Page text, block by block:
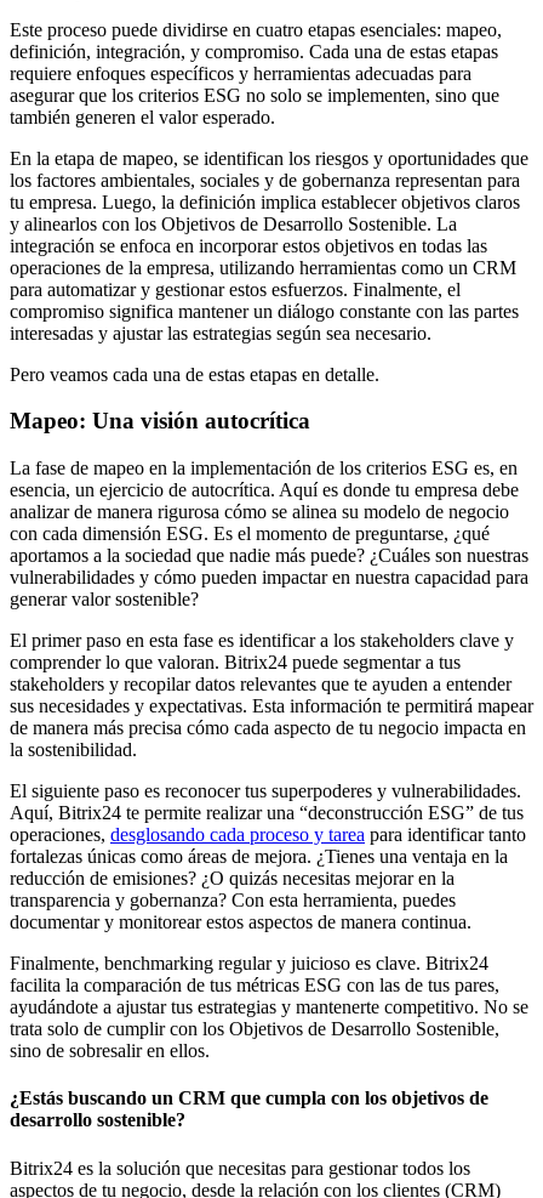
Este proceso puede dividirse en cuatro etapas esenciales: mapeo,
definición, integración, y compromiso. Cada una de estas etapas
requiere enfoques específicos y herramientas adecuadas para
asegurar que los criterios ESG no solo se implementen, sino que
también generen el valor esperado.
En la etapa de mapeo, se identifican los riesgos y oportunidades que
los factores ambientales, sociales y de gobernanza representan para
tu empresa. Luego, la definición implica establecer objetivos claros
y alinearlos con los Objetivos de Desarrollo Sostenible. La
integración se enfoca en incorporar estos objetivos en todas las
operaciones de la empresa, utilizando herramientas como un CRM
para automatizar y gestionar estos esfuerzos. Finalmente, el
compromiso significa mantener un diálogo constante con las partes
interesadas y ajustar las estrategias según sea necesario.
Pero veamos cada una de estas etapas en detalle.
Mapeo: Una visión autocrítica
La fase de mapeo en la implementación de los criterios ESG es, en
esencia, un ejercicio de autocrítica. Aquí es donde tu empresa debe
analizar de manera rigurosa cómo se alinea su modelo de negocio
con cada dimensión ESG. Es el momento de preguntarse, ¿qué
aportamos a la sociedad que nadie más puede? ¿Cuáles son nuestras
vulnerabilidades y cómo pueden impactar en nuestra capacidad para
generar valor sostenible?
El primer paso en esta fase es identificar a los stakeholders clave y
comprender lo que valoran. Bitrix24 puede segmentar a tus
stakeholders y recopilar datos relevantes que te ayuden a entender
sus necesidades y expectativas. Esta información te permitirá mapear
de manera más precisa cómo cada aspecto de tu negocio impacta en
la sostenibilidad.
El siguiente paso es reconocer tus superpoderes y vulnerabilidades.
Aquí, Bitrix24 te permite realizar una “deconstrucción ESG” de tus
operaciones, desglosando cada proceso y tarea para identificar tanto
fortalezas únicas como áreas de mejora. ¿Tienes una ventaja en la
reducción de emisiones? ¿O quizás necesitas mejorar en la
transparencia y gobernanza? Con esta herramienta, puedes
documentar y monitorear estos aspectos de manera continua.
Finalmente, benchmarking regular y juicioso es clave. Bitrix24
facilita la comparación de tus métricas ESG con las de tus pares,
ayudándote a ajustar tus estrategias y mantenerte competitivo. No se
trata solo de cumplir con los Objetivos de Desarrollo Sostenible,
sino de sobresalir en ellos.
¿Estás buscando un CRM que cumpla con los objetivos de
desarrollo sostenible?
Bitrix24 es la solución que necesitas para gestionar todos los
aspectos de tu negocio, desde la relación con los clientes (CRM)